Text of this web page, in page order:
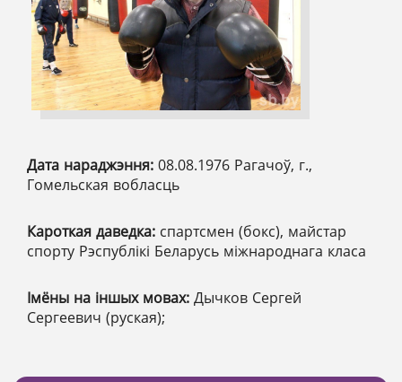
Дата нараджэння: 08.08.1976 Рагачоў, г.,
Гомельская вобласць
Кароткая даведка: спартсмен (бокс), майстар
спорту Рэспублікі Беларусь міжнароднага класа
Імёны на іншых мовах: Дычков Сергей
Сергеевич (руская);